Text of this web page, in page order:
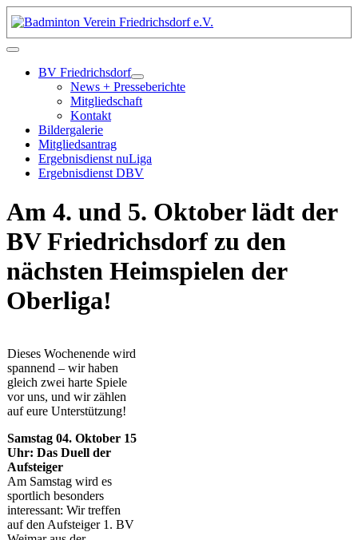
BV Friedrichsdorf
News + Presseberichte
Mitgliedschaft
Kontakt
Bildergalerie
Mitgliedsantrag
Ergebnisdienst nuLiga
Ergebnisdienst DBV
Am 4. und 5. Oktober lädt der
BV Friedrichsdorf zu den
nächsten Heimspielen der
Oberliga!
Dieses Wochenende wird
spannend – wir haben
gleich zwei harte Spiele
vor uns, und wir zählen
auf eure Unterstützung!
Samstag 04. Oktober 15
Uhr: Das Duell der
Aufsteiger
Am Samstag wird es
sportlich besonders
interessant: Wir treffen
auf den Aufsteiger 1. BV